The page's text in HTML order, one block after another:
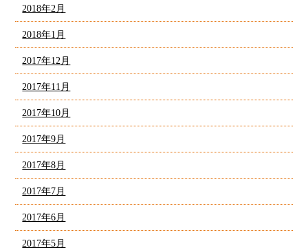
2018年2月
2018年1月
2017年12月
2017年11月
2017年10月
2017年9月
2017年8月
2017年7月
2017年6月
2017年5月